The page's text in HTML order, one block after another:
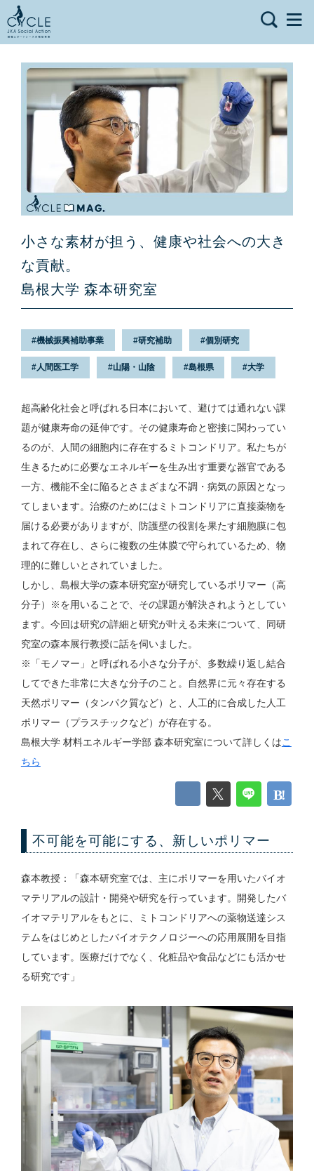
小さな素材が担う、健康や社会への大き
な貢献。
島根大学 森本研究室
機械振興補助事業 研究補助 個別研究
人間医工学 山陽・山陰 島根県 大学
超高齢化社会と呼ばれる日本において、避けては通れない課
題が健康寿命の延伸です。その健康寿命と密接に関わってい
るのが、人間の細胞内に存在するミトコンドリア。私たちが
生きるために必要なエネルギーを生み出す重要な器官である
一方、機能不全に陥るとさまざまな不調・病気の原因となっ
てしまいます。治療のためにはミトコンドリアに直接薬物を
届ける必要がありますが、防護壁の役割を果たす細胞膜に包
まれて存在し、さらに複数の生体膜で守られているため、物
理的に難しいとされていました。
しかし、島根大学の森本研究室が研究しているポリマー（高
分子）※を用いることで、その課題が解決されようとしてい
ます。今回は研究の詳細と研究が叶える未来について、同研
究室の森本展行教授に話を伺いました。
※「モノマー」と呼ばれる小さな分子が、多数繰り返し結合
してできた非常に大きな分子のこと。自然界に元々存在する
天然ポリマー（タンパク質など）と、人工的に合成した人工
ポリマー（プラスチックなど）が存在する。
島根大学 材料エネルギー学部 森本研究室について詳しくはこ
ちら
不可能を可能にする、新しいポリマー
森本教授：「森本研究室では、主にポリマーを用いたバイオ
マテリアルの設計・開発や研究を行っています。開発したバ
イオマテリアルをもとに、ミトコンドリアへの薬物送達シス
テムをはじめとしたバイオテクノロジーへの応用展開を目指
しています。医療だけでなく、化粧品や食品などにも活かせ
る研究です」